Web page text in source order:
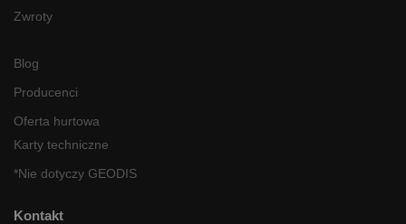
Zwroty
Blog
Producenci
Oferta hurtowa
Karty techniczne
*Nie dotyczy GEODIS
Kontakt